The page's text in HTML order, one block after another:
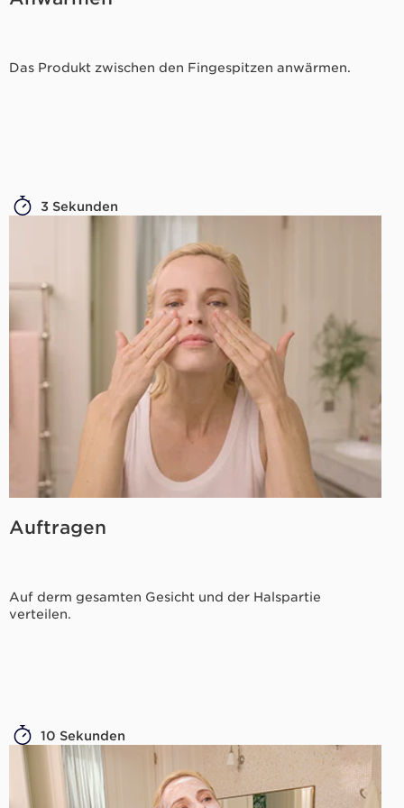
Das Produkt zwischen den Fingespitzen anwärmen.
3 Sekunden
Auftragen
Auf derm gesamten Gesicht und der Halspartie
verteilen.
10 Sekunden